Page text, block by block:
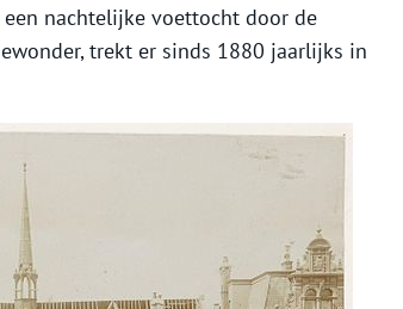
een nachtelijke voettocht door de
trekt er sinds 1880 jaarlijks in